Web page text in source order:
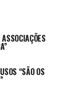
“SÃO OS